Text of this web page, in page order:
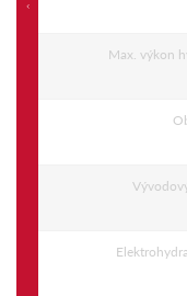
Max. výkon